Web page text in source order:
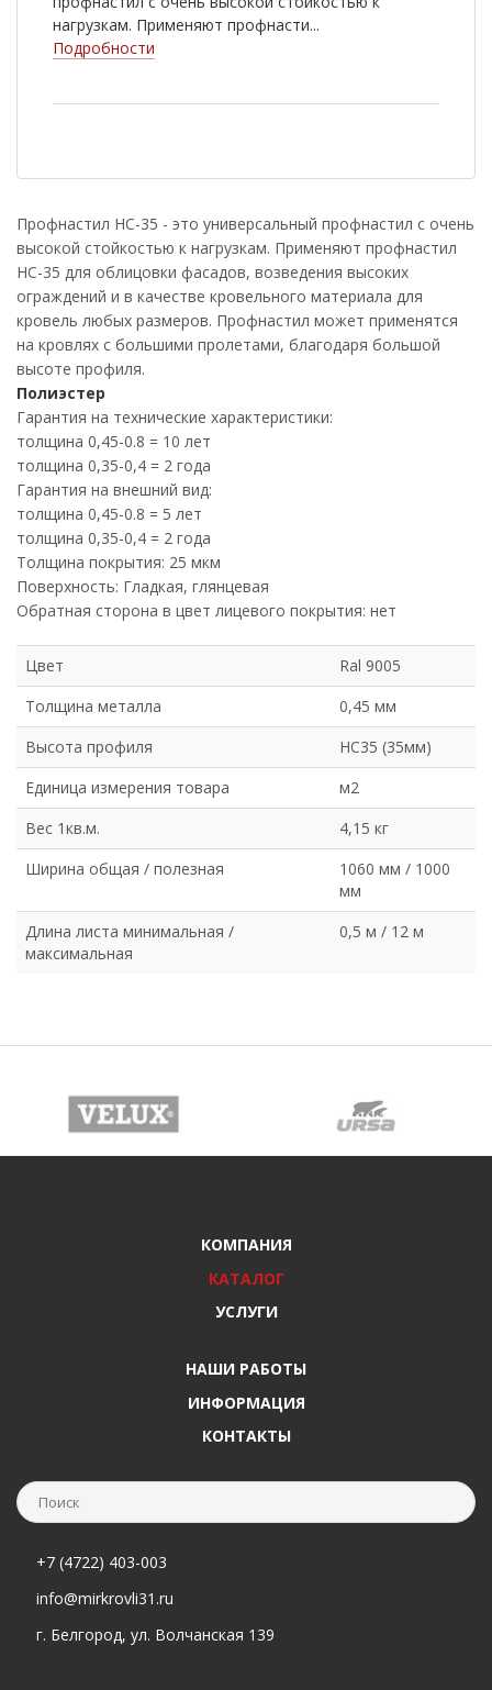
нагрузкам. Применяют профнасти...
Подробности
Профнастил НС-35 - это универсальный профнастил с очень
высокой стойкостью к нагрузкам. Применяют профнастил
НС-35 для облицовки фасадов, возведения высоких
ограждений и в качестве кровельного материала для
кровель любых размеров. Профнастил может применятся
на кровлях с большими пролетами, благодаря большой
высоте профиля.
Полиэстер
Гарантия на технические характеристики:
толщина 0,45-0.8 = 10 лет
толщина 0,35-0,4 = 2 года
Гарантия на внешний вид:
толщина 0,45-0.8 = 5 лет
толщина 0,35-0,4 = 2 года
Толщина покрытия: 25 мкм
Поверхность: Гладкая, глянцевая
Обратная сторона в цвет лицевого покрытия: нет
Цвет
Ral 9005
Толщина металла
0,45 мм
Высота профиля
НС35 (35мм)
Единица измерения товара
м2
Вес 1кв.м.
4,15 кг
Ширина общая / полезная
1060 мм / 1000
мм
Длина листа минимальная /
максимальная
0,5 м / 12 м
КОМПАНИЯ
КАТАЛОГ
УСЛУГИ
НАШИ РАБОТЫ
ИНФОРМАЦИЯ
КОНТАКТЫ
+7 (4722) 403-003
info@mirkrovli31.ru
г. Белгород, ул. Волчанская 139